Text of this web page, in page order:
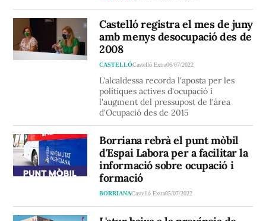
Castelló registra el mes de juny
amb menys desocupació des de
2008
CASTELLÓCastelló Extra06/07/2022
L'alcaldessa recorda l'aposta per les
polítiques actives d'ocupació i
l'augment del pressupost de l'àrea
d'Ocupació des de 2015
Borriana rebrà el punt mòbil
d'Espai Labora per a facilitar la
informació sobre ocupació i
formació
BORRIANACastelló Extra05/07/2022